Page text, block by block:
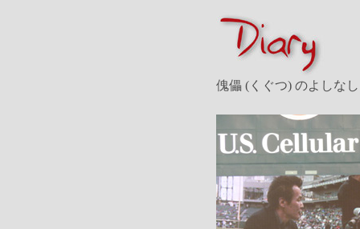
傀儡 (くぐつ) のよしな